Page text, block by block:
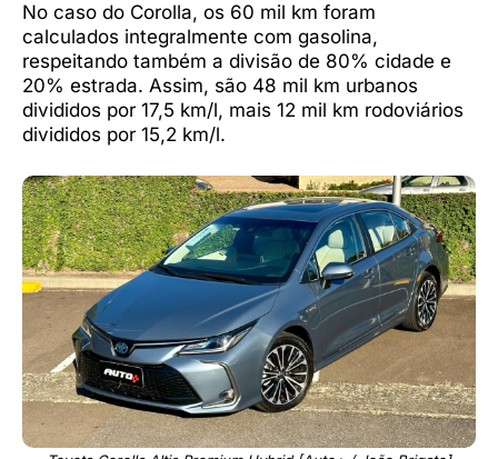
No caso do Corolla, os 60 mil km foram
calculados integralmente com gasolina,
respeitando também a divisão de 80% cidade e
20% estrada. Assim, são 48 mil km urbanos
divididos por 17,5 km/l, mais 12 mil km rodoviários
divididos por 15,2 km/l.